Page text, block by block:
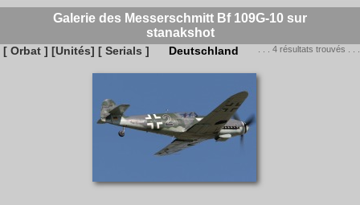
Galerie des Messerschmitt Bf 109G-10 sur
stanakshot
[ Orbat ] [Unités] [ Serials ] Deutschland . . . 4 résultats trouvés . . .